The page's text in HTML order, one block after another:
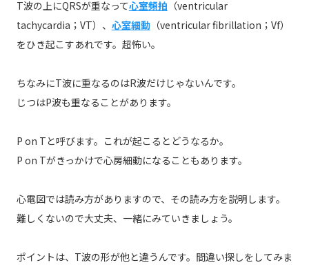
T波の上にQRSが重なって心室頻拍 （ventricular
tachycardia；VT）、 心室細動（ventricular fibrillation；Vf）
をひき起こすあれです。超怖い。
ちなみにT波に重なるのはR波だけじゃないんです。
じつはP波も重なることがあります。
P on Tと呼びます。これが起こるとどうなるか。
P on Tがきっかけで心房細動になることもあります。
心電図では読み方がありますので、その読み方を説明します。
難しくないので大丈夫、一緒にみていきましょう。
ポイントは、T波の形が他と違うんです。間違い探しをしてみま